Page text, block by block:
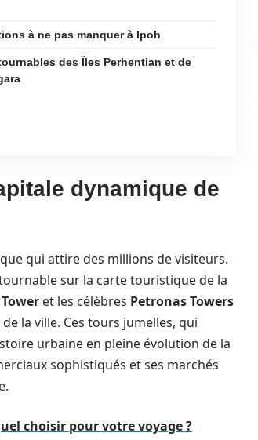
à ne pas manquer à Ipoh
des Îles Perhentian et de
dynamique de
qui attire des millions de visiteurs.
sur la carte touristique de la
et les célèbres Petronas Towers
la ville. Ces tours jumelles, qui
urbaine en pleine évolution de la
sophistiqués et ses marchés
choisir pour votre voyage ?